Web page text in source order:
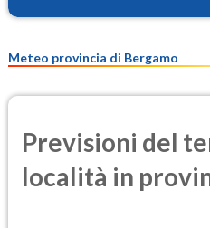
PM25
Meteo provincia di Bergamo
Previsioni del
località in